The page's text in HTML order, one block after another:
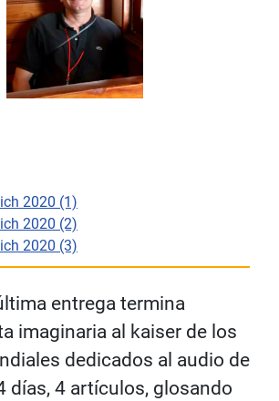
2020 (1)
2020 (2)
2020 (3)
entrega termina
imaginaria al kaiser de los
dedicados al audio de
días, 4 artículos, glosando